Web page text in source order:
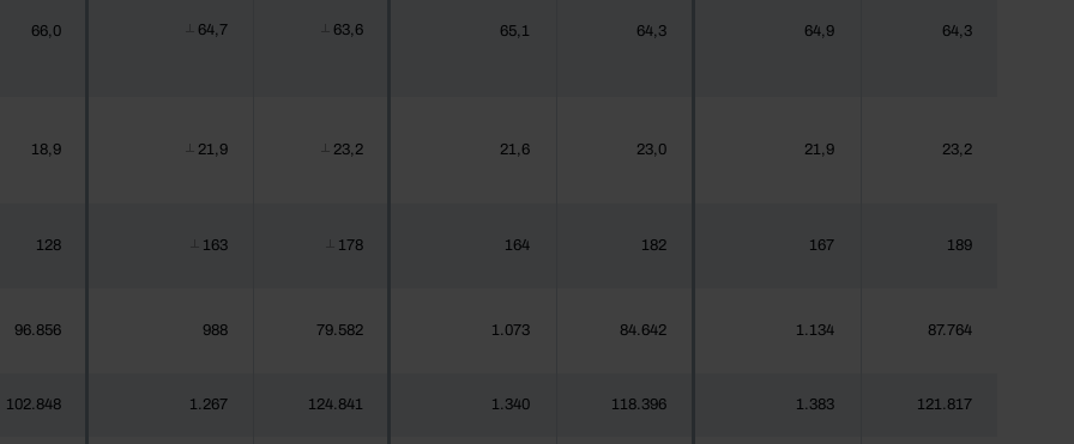
66,0 64,7 63,6 65,1 64,3 64,9 64,3
18,9 21,9 23,2 21,6 23,0 21,9 23,2
128 163 178 164 182 167 189
96.856 988 79.582 1.073 84.642 1.134 87.764
102.848 1.267 124.841 1.340 118.396 1.383 121.817